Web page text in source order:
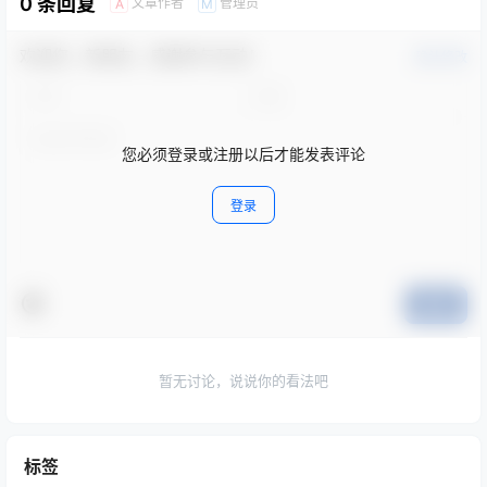
A M
您必须登录或注册以后才能发表评论
登录
暂无讨论，说说你的看法吧
标签